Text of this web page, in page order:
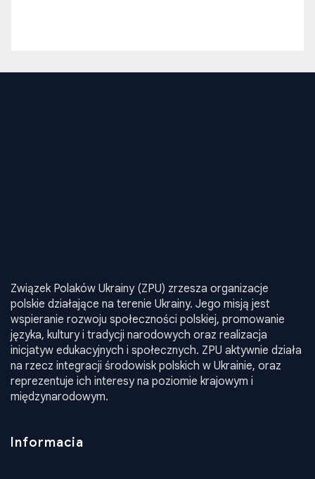
Związek Polaków Ukrainy (ZPU) zrzesza organizacje
polskie działające na terenie Ukrainy. Jego misją jest
wspieranie rozwoju społeczności polskiej, promowanie
języka, kultury i tradycji narodowych oraz realizacja
inicjatyw edukacyjnych i społecznych. ZPU aktywnie działa
na rzecz integracji środowisk polskich w Ukrainie, oraz
reprezentuje ich interesy na poziomie krajowym i
międzynarodowym.
Informacia